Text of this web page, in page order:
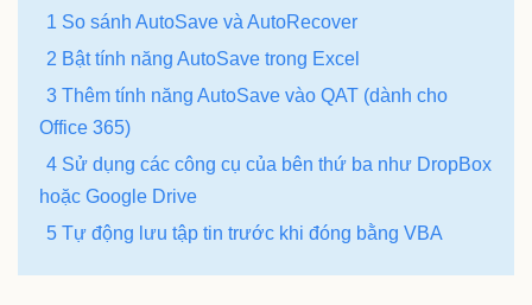
1 So sánh AutoSave và AutoRecover
2 Bật tính năng AutoSave trong Excel
3 Thêm tính năng AutoSave vào QAT (dành cho
Office 365)
4 Sử dụng các công cụ của bên thứ ba như DropBox
hoặc Google Drive
5 Tự động lưu tập tin trước khi đóng bằng VBA